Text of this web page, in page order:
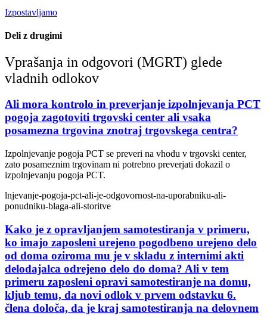
Izpostavljamo
Deli z drugimi
Vprašanja in odgovori (MGRT) glede
vladnih odlokov
Ali mora kontrolo in preverjanje izpolnjevanja PCT
pogoja zagotoviti trgovski center ali vsaka
posamezna trgovina znotraj trgovskega centra?
Izpolnjevanje pogoja PCT se preveri na vhodu v trgovski center,
zato posameznim trgovinam ni potrebno preverjati dokazil o
izpolnjevanju pogoja PCT.
lnjevanje-pogoja-pct-ali-je-odgovornost-na-uporabniku-ali-
ponudniku-blaga-ali-storitve
Kako je z opravljanjem samotestiranja v primeru,
ko imajo zaposleni urejeno pogodbeno urejeno delo
od doma oziroma mu je v skladu z internimi akti
delodajalca odrejeno delo do doma? Ali v tem
primeru zaposleni opravi samotestiranje na domu,
kljub temu, da novi odlok v prvem odstavku 6.
člena določa, da je kraj samotestiranja na delovnem